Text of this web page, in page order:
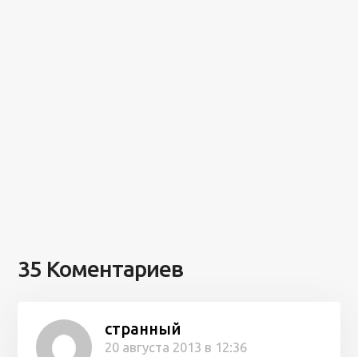
35 Коментариев
странный
20 августа 2013 в 12:36